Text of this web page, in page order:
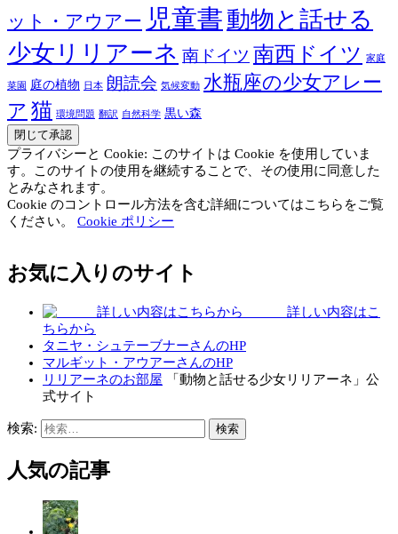
ット・アウアー 児童書 動物と話せる
少女リリアーネ 南ドイツ 南西ドイツ 家庭
菜園 庭の植物 日本 朗読会 気候変動 水瓶座の少女アレー
ア 猫 環境問題 翻訳 自然科学 黒い森
プライバシーと Cookie: このサイトは Cookie を使用していま
す。このサイトの使用を継続することで、その使用に同意した
とみなされます。
Cookie のコントロール方法を含む詳細についてはこちらをご覧
ください。 Cookie ポリシー
お気に入りのサイト
詳しい内容はこ
ちらから
タニヤ・シュテーブナーさんのHP
マルギット・アウアーさんのHP
リリアーネのお部屋 「動物と話せる少女リリアーネ」公
式サイト
検索:
人気の記事